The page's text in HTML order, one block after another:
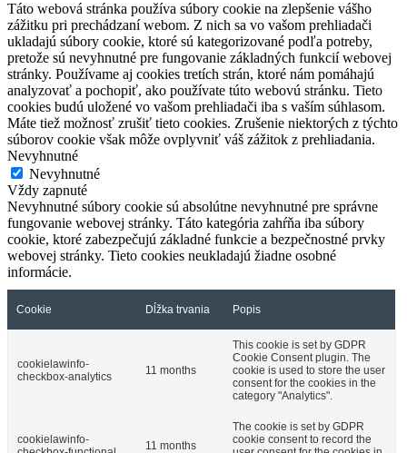
Táto webová stránka používa súbory cookie na zlepšenie vášho
zážitku pri prechádzaní webom. Z nich sa vo vašom prehliadači
ukladajú súbory cookie, ktoré sú kategorizované podľa potreby,
pretože sú nevyhnutné pre fungovanie základných funkcií webovej
stránky. Používame aj cookies tretích strán, ktoré nám pomáhajú
analyzovať a pochopiť, ako používate túto webovú stránku. Tieto
cookies budú uložené vo vašom prehliadači iba s vaším súhlasom.
Máte tiež možnosť zrušiť tieto cookies. Zrušenie niektorých z týchto
súborov cookie však môže ovplyvniť váš zážitok z prehliadania.
Nevyhnutné
Nevyhnutné
Vždy zapnuté
Nevyhnutné súbory cookie sú absolútne nevyhnutné pre správne
fungovanie webovej stránky. Táto kategória zahŕňa iba súbory
cookie, ktoré zabezpečujú základné funkcie a bezpečnostné prvky
webovej stránky. Tieto cookies neukladajú žiadne osobné
informácie.
Cookie Dĺžka trvania Popis
cookielawinfo-
checkbox-analytics
11 months
This cookie is set by GDPR
Cookie Consent plugin. The
cookie is used to store the user
consent for the cookies in the
category "Analytics".
cookielawinfo-
11 months
The cookie is set by GDPR
cookie consent to record the